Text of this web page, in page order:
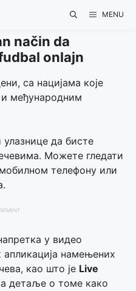
MENU
način da
onlajn
са нацијама које
и међународним
да бисте
Можете гледати
телефону или
у видео
апликација намењених
као што је Live
детаље о томе како